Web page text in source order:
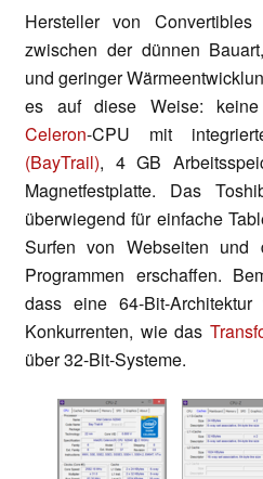
Hersteller von
zwischen der dünnen
und geringer
es auf diese Weise: keine
Celeron-CPU mit
(BayTrail), 4 GB
Magnetfestplatte. Das
überwiegend für einfache
Surfen von Webseiten und
Programmen erschaffen.
dass eine 64-Bit-
Konkurrenten, wie das
über 32-Bit-Systeme.